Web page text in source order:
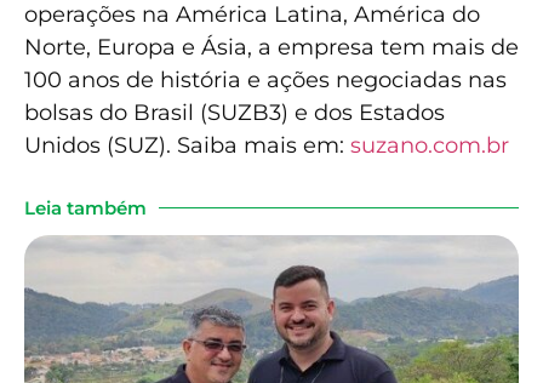
operações na América Latina, América do
Norte, Europa e Ásia, a empresa tem mais de
100 anos de história e ações negociadas nas
bolsas do Brasil (SUZB3) e dos Estados
Unidos (SUZ). Saiba mais em: suzano.com.br
Leia também